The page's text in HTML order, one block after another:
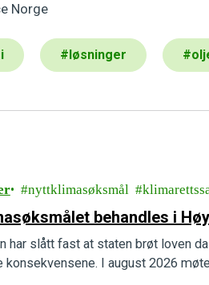
Norge
#løsninger #
nyttklimasøksmål
behandles i
har slått fast at staten brøt loven
konsekvensene. I august 2026